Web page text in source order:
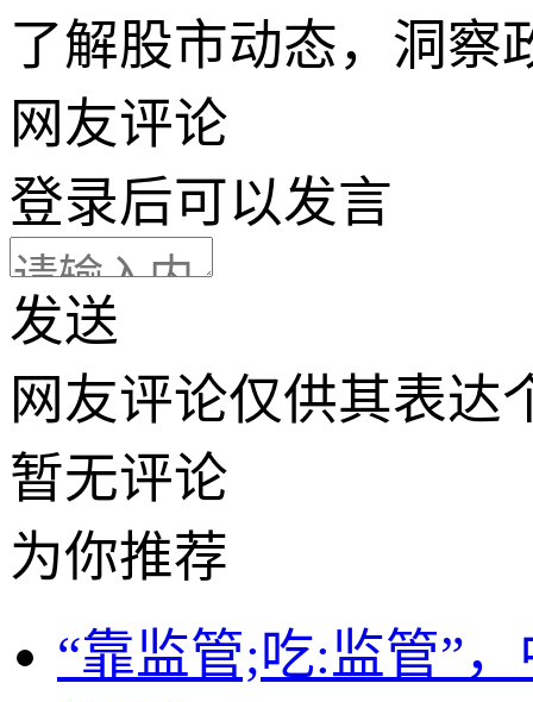
了解股市动态，洞察
网友评论
登录后可以发言
发送
网友评论仅供其表达
暂无评论
为你推荐
“靠监管;吃:监管”